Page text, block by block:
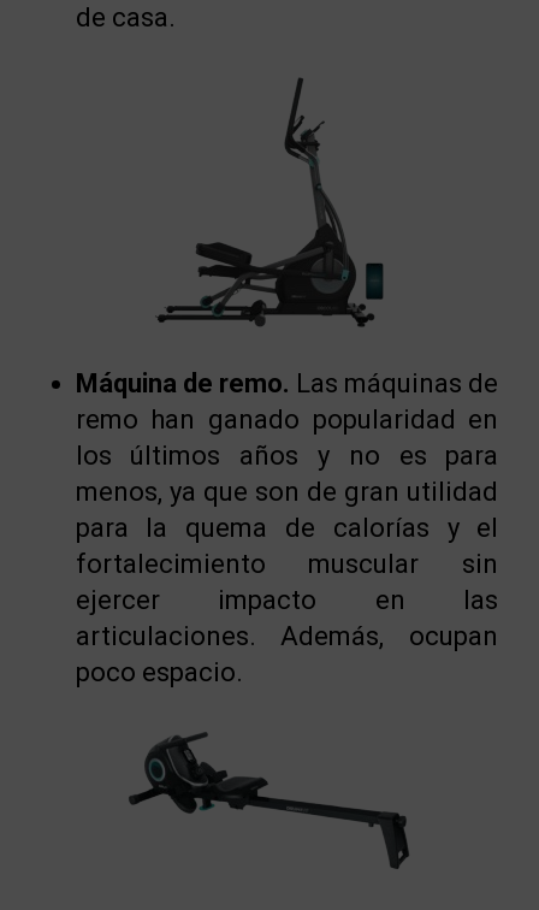
de casa.
Máquina de remo. Las máquinas de
remo han ganado popularidad en
los últimos años y no es para
menos, ya que son de gran utilidad
para la quema de calorías y el
fortalecimiento muscular sin
ejercer impacto en las
articulaciones. Además, ocupan
poco espacio.